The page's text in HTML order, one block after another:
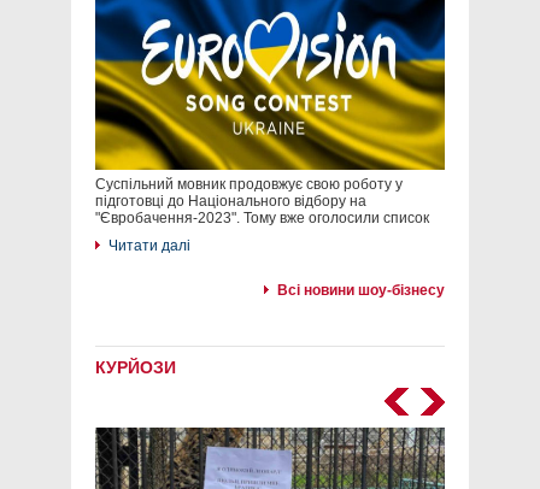
Суспільний мовник продовжує свою роботу у
підготовці до Національного відбору на
"Євробачення-2023". Тому вже оголосили список
Читати далі
Всі новини шоу-бізнесу
КУРЙОЗИ